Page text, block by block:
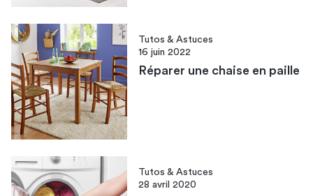
Tutos & Astuces
16 juin 2022
Réparer une chaise en paille
Tutos & Astuces
28 avril 2020